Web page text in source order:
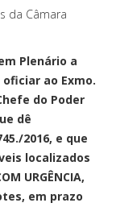
da Câmara
Plenário a
ao Exmo.
do Poder
dê
2016, e que
localizados
URGÊNCIA,
em prazo